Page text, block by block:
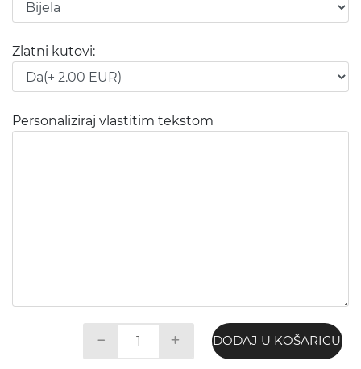
Zlatni kutovi:
Personaliziraj vlastitim tekstom
DODAJ U KOŠARICU